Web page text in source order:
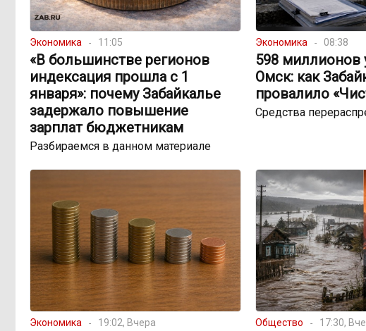
Экономика 11:05
«В большинстве регионов
индексация прошла с 1
января»: почему Забайкалье
задержало повышение
зарплат бюджетникам
Разбираемся в данном материале
Экономика 08:38
598 миллионов
Омск: как
провалило
Средства
Экономика 19:02, Вчера Общество 17:30,